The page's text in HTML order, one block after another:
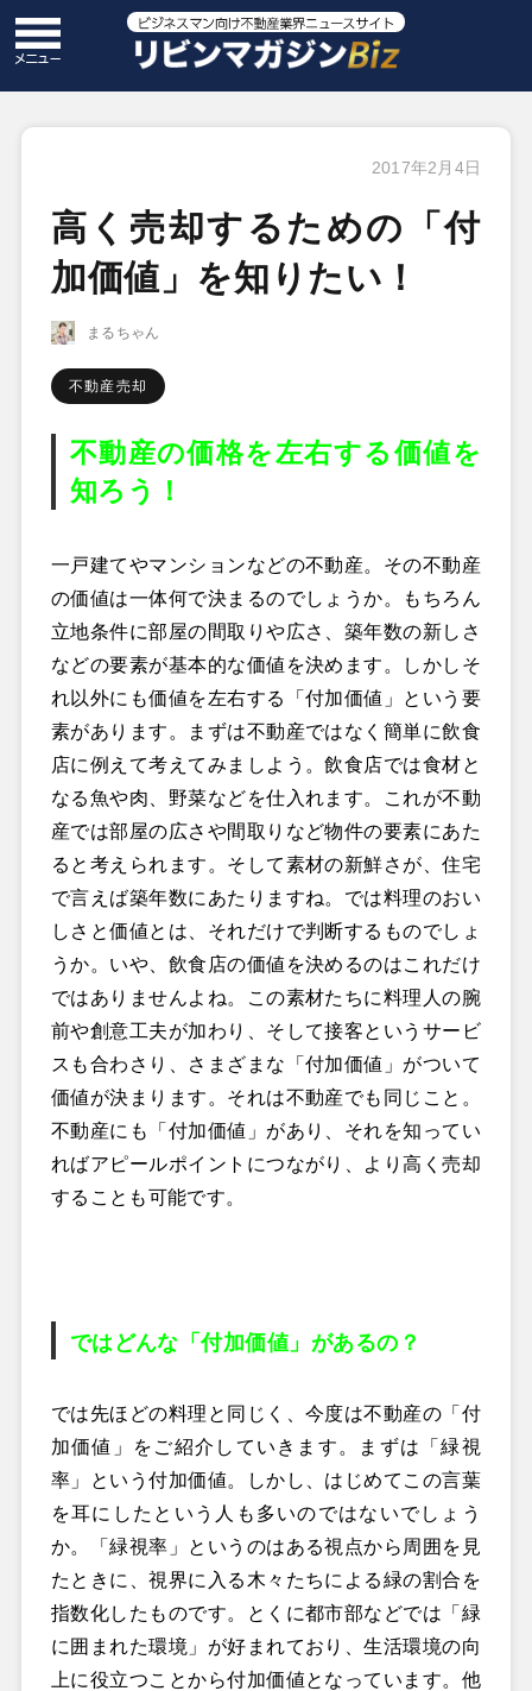
2017年2月4日
高く売却するための「付
加価値」を知りたい！
まるちゃん
不動産売却
不動産の価格を左右する価値を
知ろう！
一戸建てやマンションなどの不動産。その不動産
の価値は一体何で決まるのでしょうか。もちろん
立地条件に部屋の間取りや広さ、築年数の新しさ
などの要素が基本的な価値を決めます。しかしそ
れ以外にも価値を左右する「付加価値」という要
素があります。まずは不動産ではなく簡単に飲食
店に例えて考えてみましよう。飲食店では食材と
なる魚や肉、野菜などを仕入れます。これが不動
産では部屋の広さや間取りなど物件の要素にあた
ると考えられます。そして素材の新鮮さが、住宅
で言えば築年数にあたりますね。では料理のおい
しさと価値とは、それだけで判断するものでしょ
うか。いや、飲食店の価値を決めるのはこれだけ
ではありませんよね。この素材たちに料理人の腕
前や創意工夫が加わり、そして接客というサービ
スも合わさり、さまざまな「付加価値」がついて
価値が決まります。それは不動産でも同じこと。
不動産にも「付加価値」があり、それを知ってい
ればアピールポイントにつながり、より高く売却
することも可能です。
ではどんな「付加価値」があるの？
では先ほどの料理と同じく、今度は不動産の「付
加価値」をご紹介していきます。まずは「緑視
率」という付加価値。しかし、はじめてこの言葉
を耳にしたという人も多いのではないでしょう
か。「緑視率」というのはある視点から周囲を見
たときに、視界に入る木々たちによる緑の割合を
指数化したものです。とくに都市部などでは「緑
に囲まれた環境」が好まれており、生活環境の向
上に役立つことから付加価値となっています。他